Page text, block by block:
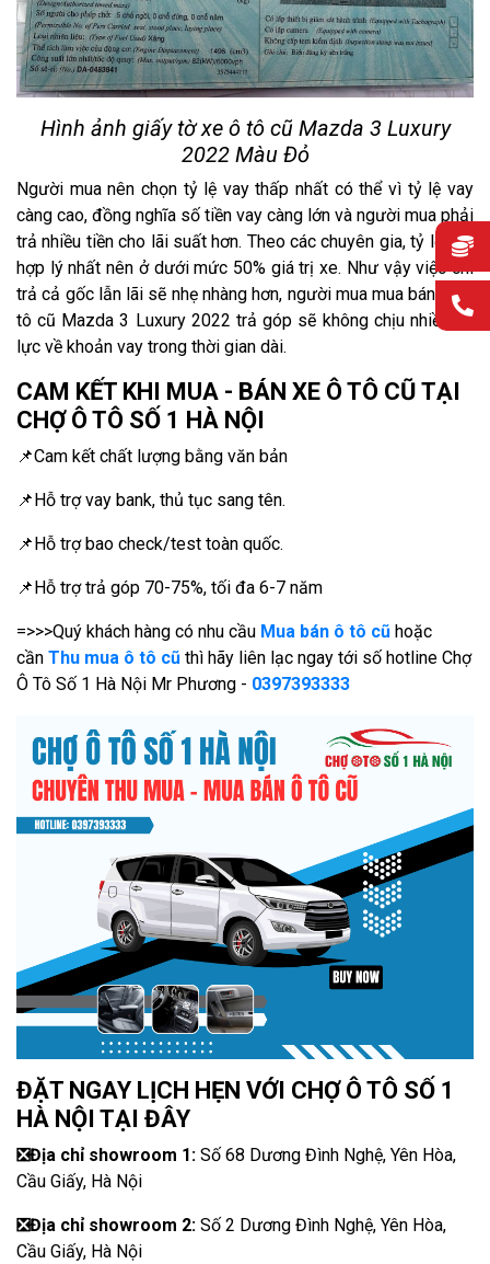
Hình ảnh giấy tờ xe ô tô cũ Mazda 3 Luxury
2022 Màu Đỏ
Người mua nên chọn tỷ lệ vay thấp nhất có thể vì tỷ lệ vay
càng cao, đồng nghĩa số tiền vay càng lớn và người mua phải
trả nhiều tiền cho lãi suất hơn. Theo các chuyên gia, tỷ lệ vay
hợp lý nhất nên ở dưới mức 50% giá trị xe. Như vậy việc chi
trả cả gốc lẫn lãi sẽ nhẹ nhàng hơn, người mua mua bán xe ô
tô cũ Mazda 3 Luxury 2022 trả góp sẽ không chịu nhiều áp
lực về khoản vay trong thời gian dài.
CAM KẾT KHI MUA - BÁN XE Ô TÔ CŨ TẠI
CHỢ Ô TÔ SỐ 1 HÀ NỘI
📌Cam kết chất lượng bằng văn bản
📌Hỗ trợ vay bank, thủ tục sang tên.
📌Hỗ trợ bao check/test toàn quốc.
📌Hỗ trợ trả góp 70-75%, tối đa 6-7 năm
=>>>Quý khách hàng có nhu cầu Mua bán ô tô cũ hoặc
cần Thu mua ô tô cũ thì hãy liên lạc ngay tới số hotline Chợ
Ô Tô Số 1 Hà Nội Mr Phương - 0397393333
ĐẶT NGAY LỊCH HẸN VỚI CHỢ Ô TÔ SỐ 1
HÀ NỘI TẠI ĐÂY
❎Địa chỉ showroom 1: Số 68 Dương Đình Nghệ, Yên Hòa,
Cầu Giấy, Hà Nội
❎Địa chỉ showroom 2: Số 2 Dương Đình Nghệ, Yên Hòa,
Cầu Giấy, Hà Nội